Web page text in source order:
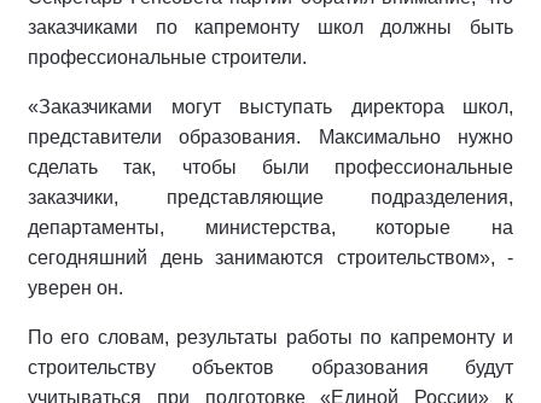
заказчиками по капремонту школ должны быть
профессиональные строители.
«Заказчиками могут выступать директора школ,
представители образования. Максимально нужно
сделать так, чтобы были профессиональные
заказчики, представляющие подразделения,
департаменты, министерства, которые на
сегодняшний день занимаются строительством», -
уверен он.
По его словам, результаты работы по капремонту и
строительству объектов образования будут
учитываться при подготовке «Единой России» к